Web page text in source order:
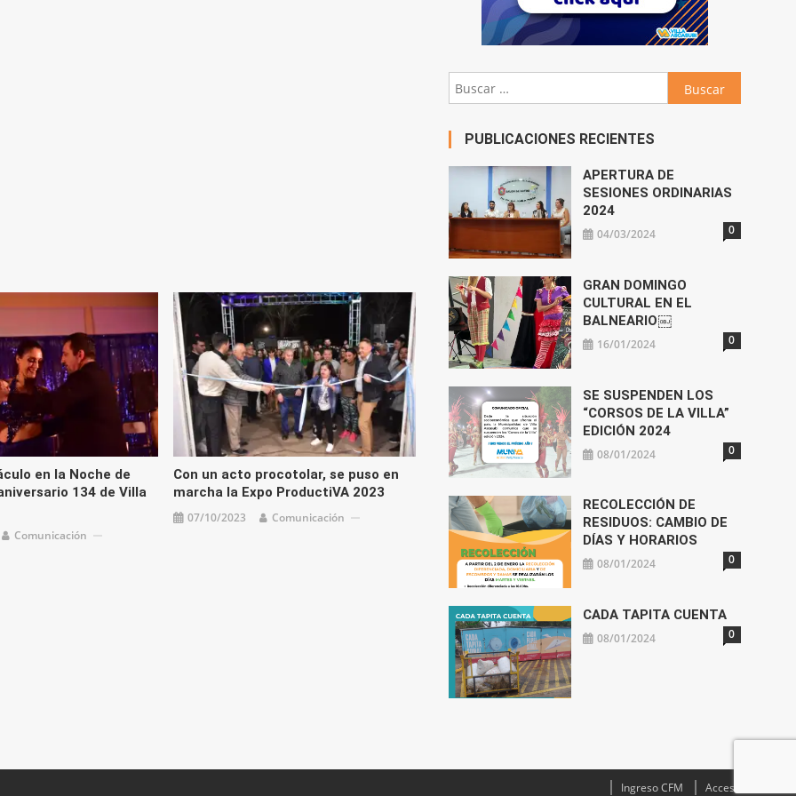
en la Noche de
134 de Villa
Comunicación
Con un acto procotolar, se puso en
marcha la Expo ProductiVA 2023
07/10/2023 Comunicación
Buscar:
PUBLICACIONES RECIENTES
APERTURA DE
SESIONES ORDINARIAS
2024
04/03/2024 0
GRAN DOMINGO
CULTURAL EN EL
BALNEARIO￼
16/01/2024 0
SE SUSPENDEN LOS
“CORSOS DE LA VILLA”
EDICIÓN 2024
08/01/2024 0
RECOLECCIÓN DE
RESIDUOS: CAMBIO DE
DÍAS Y HORARIOS
08/01/2024 0
CADA TAPITA CUENTA
08/01/2024 0
Ingreso CFM Acceso